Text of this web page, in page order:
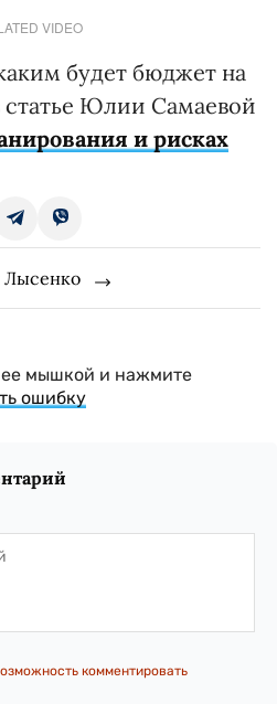
VIDEO
будет бюджет на
статье Юлии Самаевой
и рисках
Лысенко
мышкой и нажмите
ошибку
комментировать